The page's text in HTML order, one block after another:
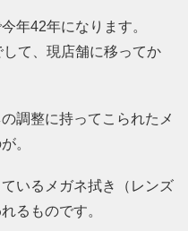
年42年になります。
て、現店舗に移ってか
調整に持ってこられたメ
。
いるメガネ拭き（レンズ
るものです。